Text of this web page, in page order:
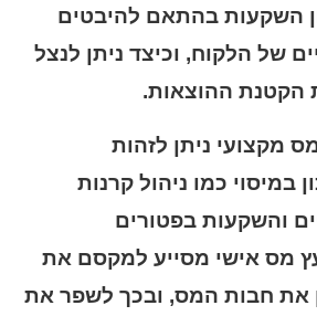
השקעות בהתאם להיבטים
של הלקוח, וכיצד ניתן לנצל
הקטנת ההוצאות.
מקצועי ניתן לזהות
במיסוי כמו ניהול קרנות
והשקעות בפטורים
מס אישי מסייע למקסם את
את חבות המס, ובכך לשפר את